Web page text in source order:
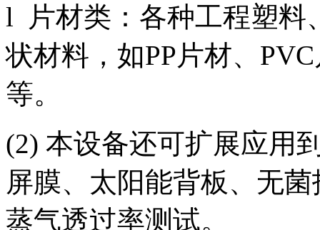
l 片材类：各种工程塑料
状材料，如PP片材、
等。
(2) 本设备还可扩展应用
屏膜、太阳能背板、无
蒸气透过率测试。